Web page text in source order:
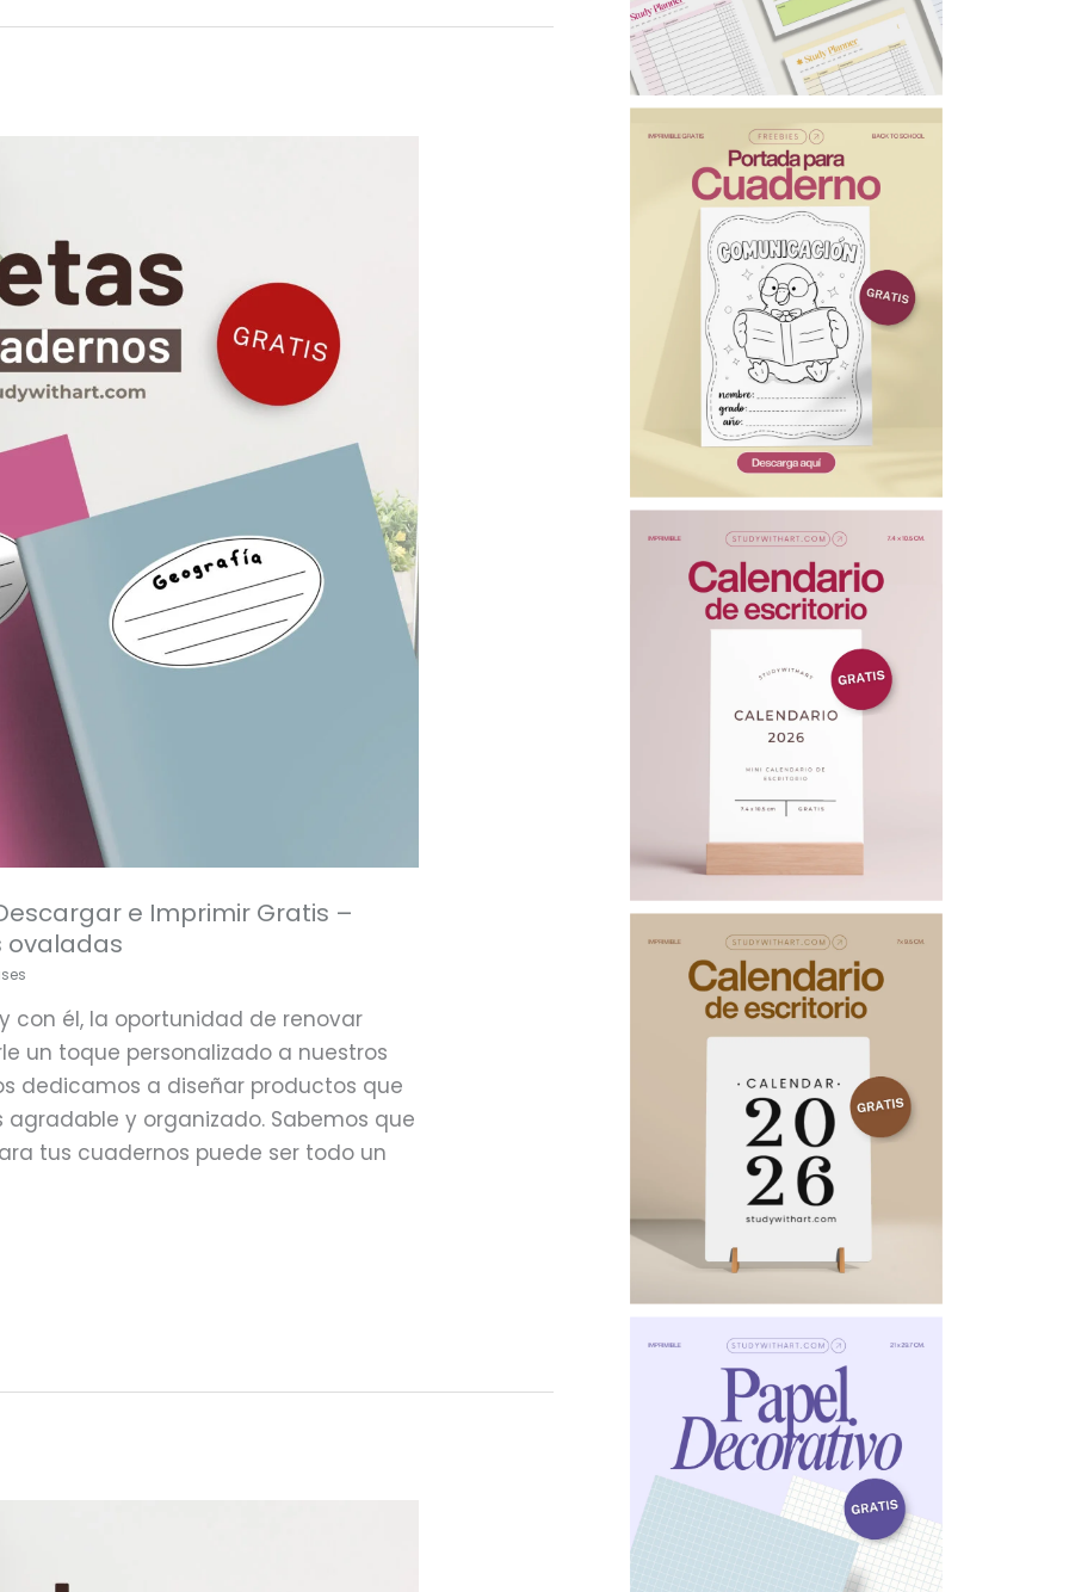
e Imprimir Gratis –
ovaladas
con él, la oportunidad de renovar
un toque personalizado a nuestros
dedicamos a diseñar productos que
y organizado. Sabemos que
tus cuadernos puede ser todo un